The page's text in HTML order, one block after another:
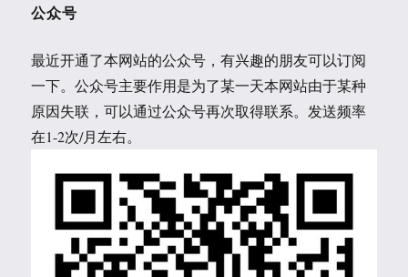
公众号
最近开通了本网站的公众号，有兴趣的朋友可以订阅
一下。公众号主要作用是为了某一天本网站由于某种
原因失联，可以通过公众号再次取得联系。发送频率
在1-2次/月左右。